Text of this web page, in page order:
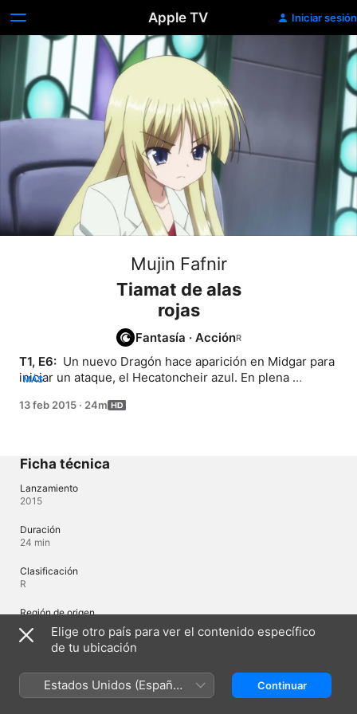
Apple TV Iniciar sesión
Mujin Fafnir
Tiamat de alas
rojas
Fantasía · Acción
T1, E6: Un nuevo Dragón hace aparición en Midgar para
iniciar un ataque, el Hecatoncheir azul. En plena
intención de llevarse a Tear de vuelta, pero Lisa no está
MÁS
13 feb 2015 · 24m
Ficha técnica
Lanzamiento
2015
Duración
24 min
Clasificación
R
Región de origen
Japón
Idiomas
Audio original
Elige otro país para ver el contenido específico
de tu ubicación
Estados Unidos (Español
México)
Continuar